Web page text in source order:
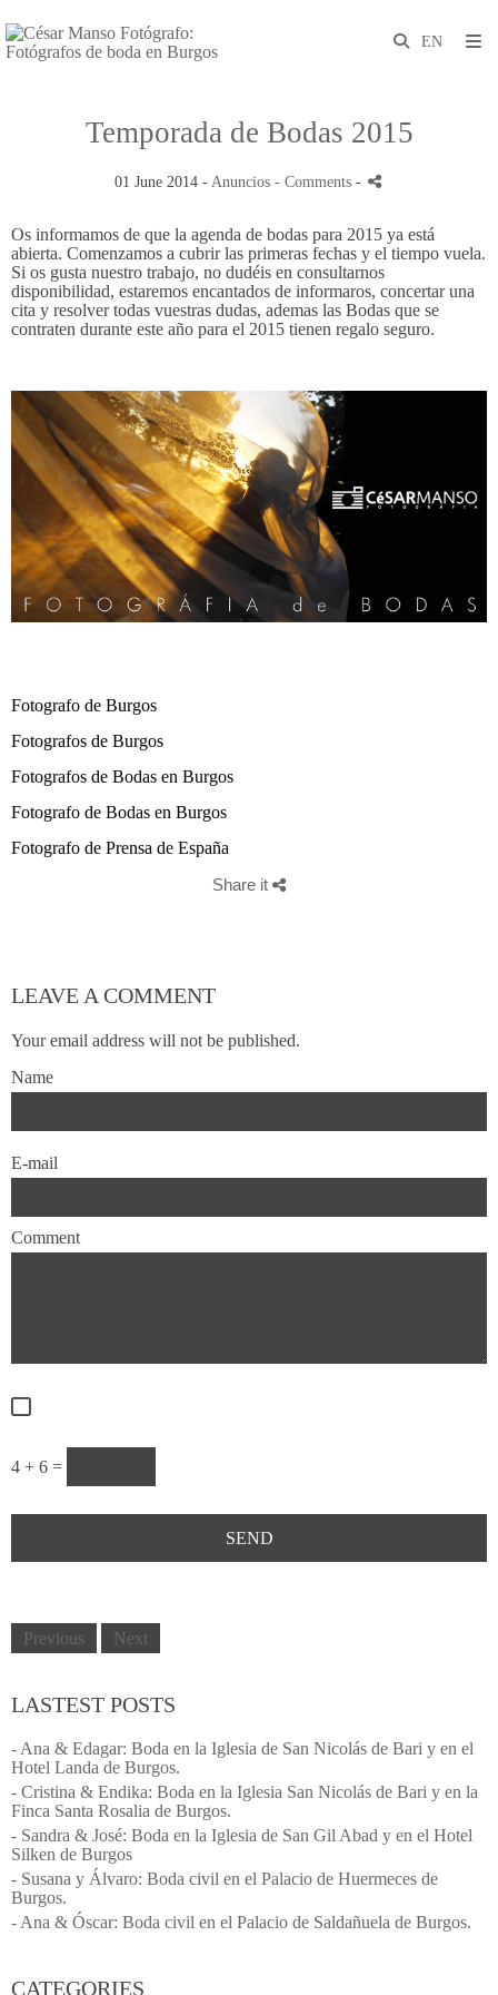
Temporada de Bodas 2015
01 June 2014 - Anuncios - Comments -
Os informamos de que la agenda de bodas para 2015 ya está
abierta. Comenzamos a cubrir las primeras fechas y el tiempo vuela.
Si os gusta nuestro trabajo, no dudéis en consultarnos
disponibilidad, estaremos encantados de informaros, concertar una
cita y resolver todas vuestras dudas, ademas las Bodas que se
contraten durante este año para el 2015 tienen regalo seguro.
Fotografo de Burgos
Fotografos de Burgos
Fotografos de Bodas en Burgos
Fotografo de Bodas en Burgos
Fotografo de Prensa de España
Share it
LEAVE A COMMENT
Your email address will not be published.
Name
E-mail
Comment
4 + 6 =
Previous Next
LASTEST POSTS
- Ana & Edagar: Boda en la Iglesia de San Nicolás de Bari y en el
Hotel Landa de Burgos.
- Cristina & Endika: Boda en la Iglesia San Nicolás de Bari y en la
Finca Santa Rosalia de Burgos.
- Sandra & José: Boda en la Iglesia de San Gil Abad y en el Hotel
Silken de Burgos
- Susana y Álvaro: Boda civil en el Palacio de Huermeces de
Burgos.
- Ana & Óscar: Boda civil en el Palacio de Saldañuela de Burgos.
CATEGORIES